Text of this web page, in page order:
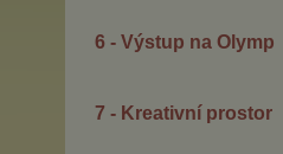
6 - Výstup na Olymp
7 - Kreativní prostor